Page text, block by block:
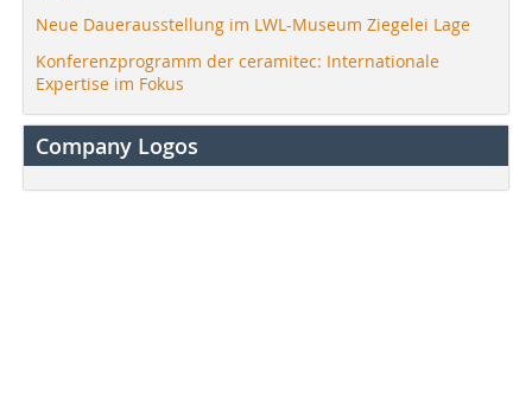
Neue Dauerausstellung im LWL-Museum Ziegelei Lage
Konferenzprogramm der ceramitec: Internationale
Expertise im Fokus
Company Logos